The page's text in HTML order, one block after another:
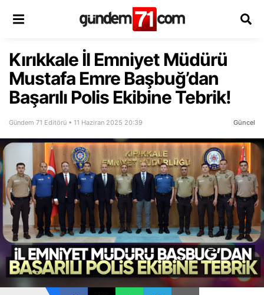
Kırıkkale İl Emniyet Müdürü
Mustafa Emre Başbuğ’dan
Başarılı Polis Ekibine Tebrik!
Gündem 71 Editörü • 11 Haziran 2025 20:39 Güncel